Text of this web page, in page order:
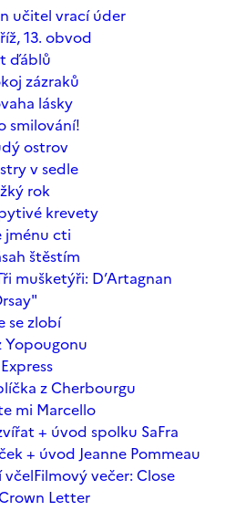
učitel vrací úder
13. obvod
ďáblů
zázraků
lásky
smilování!
ostrov
v sedle
rok
krevety
jménu cti
štěstím
mušketýři: D’Artagnan
se zlobí
Yopougonu
z Cherbourgu
mi Marcello
+ úvod spolku SaFra
+ úvod Jeanne Pommeau
včelFilmový večer: Close
Letter